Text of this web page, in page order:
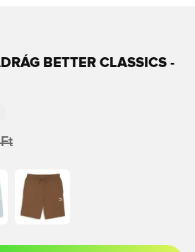
BETTER CLASSICS -